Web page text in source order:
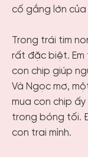
cố gắng lớn của
Trong trái tim
rất đặc biệt. Em
con chip giúp
Và Ngọc mơ,
mua con chip
trong bóng tối.
con trai mình.